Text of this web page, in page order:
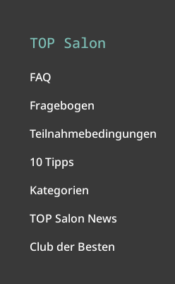
TOP Salon
FAQ
Fragebogen
Teilnahmebedingungen
10 Tipps
Kategorien
TOP Salon News
Club der Besten